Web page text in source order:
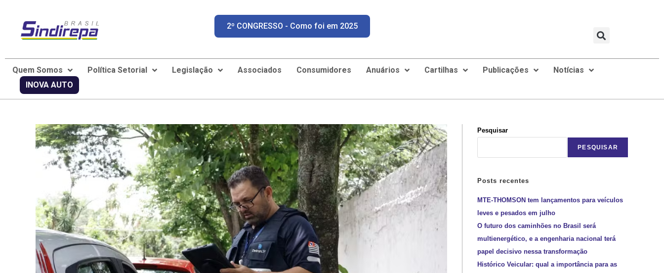
2º CONGRESSO - Como foi em 2025
Quem Somos Política Setorial Legislação Associados Consumidores Anuários Cartilhas Publicações
Notícias
INOVA AUTO
Pesquisar
PESQUISAR
Posts recentes
MTE-THOMSON tem lançamentos para veículos
leves e pesados em julho
O futuro dos caminhões no Brasil será
multienergético, e a engenharia nacional terá
papel decisivo nessa transformação
Histórico Veicular: qual a importância para as